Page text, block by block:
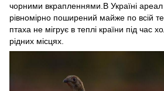
чорними вкрапленнями.В Україні ареал
рівномірно поширений майже по всій
птаха не мігрує в теплі країни під час
рідних місцях.